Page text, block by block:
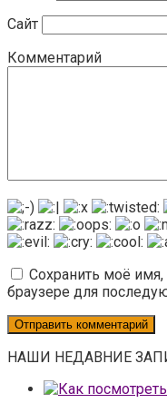
Сайт
Комментарий
Сохранить моё имя,
браузере для
НАШИ НЕДАВНИЕ